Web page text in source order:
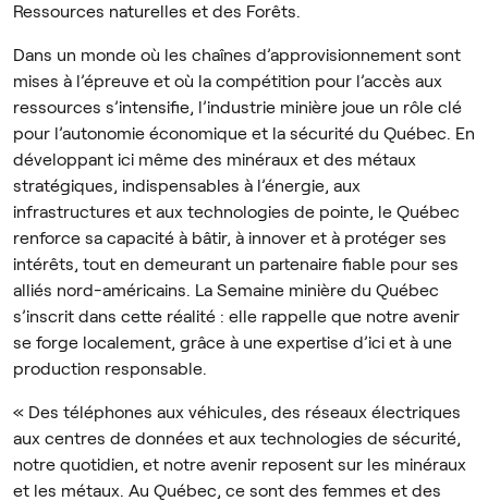
Ressources naturelles et des Forêts.
Dans un monde où les chaînes d’approvisionnement sont
mises à l’épreuve et où la compétition pour l’accès aux
ressources s’intensifie, l’industrie minière joue un rôle clé
pour l’autonomie économique et la sécurité du Québec. En
développant ici même des minéraux et des métaux
stratégiques, indispensables à l’énergie, aux
infrastructures et aux technologies de pointe, le Québec
renforce sa capacité à bâtir, à innover et à protéger ses
intérêts, tout en demeurant un partenaire fiable pour ses
alliés nord-américains. La Semaine minière du Québec
s’inscrit dans cette réalité : elle rappelle que notre avenir
se forge localement, grâce à une expertise d’ici et à une
production responsable.
« Des téléphones aux véhicules, des réseaux électriques
aux centres de données et aux technologies de sécurité,
notre quotidien, et notre avenir reposent sur les minéraux
et les métaux. Au Québec, ce sont des femmes et des